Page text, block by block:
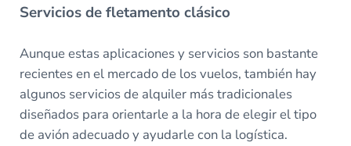
Servicios de fletamento clásico
Aunque estas aplicaciones y servicios son bastante
recientes en el mercado de los vuelos, también hay
algunos servicios de alquiler más tradicionales
diseñados para orientarle a la hora de elegir el tipo
de avión adecuado y ayudarle con la logística.